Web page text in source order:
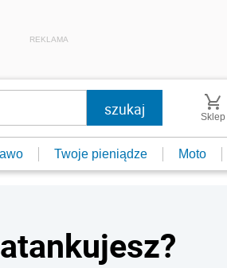
REKLAMA
Sklep
Twoje pieniądze Moto